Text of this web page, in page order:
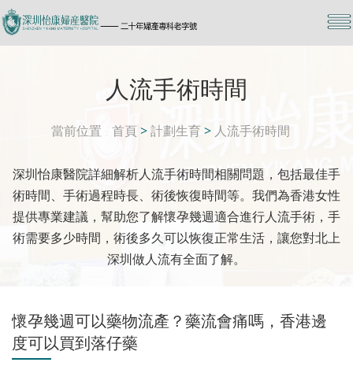
人流手術時間
當前位置 首頁 >計劃生育> 人流手術時間
深圳怡康醫院詳細解析人流手術時間相關問題，包括最佳手
術時間、手術過程時長、術後恢復時間等。我們為香港女性
提供專業建議，幫助您了解懷孕幾週適合進行人流手術，手
術需要多少時間，術後多久可以恢復正常生活，讓您對北上
深圳做人流有全面了解。
懷孕幾週可以藥物流產？藥流會痛嗎，香港邊
度可以買到落仔藥